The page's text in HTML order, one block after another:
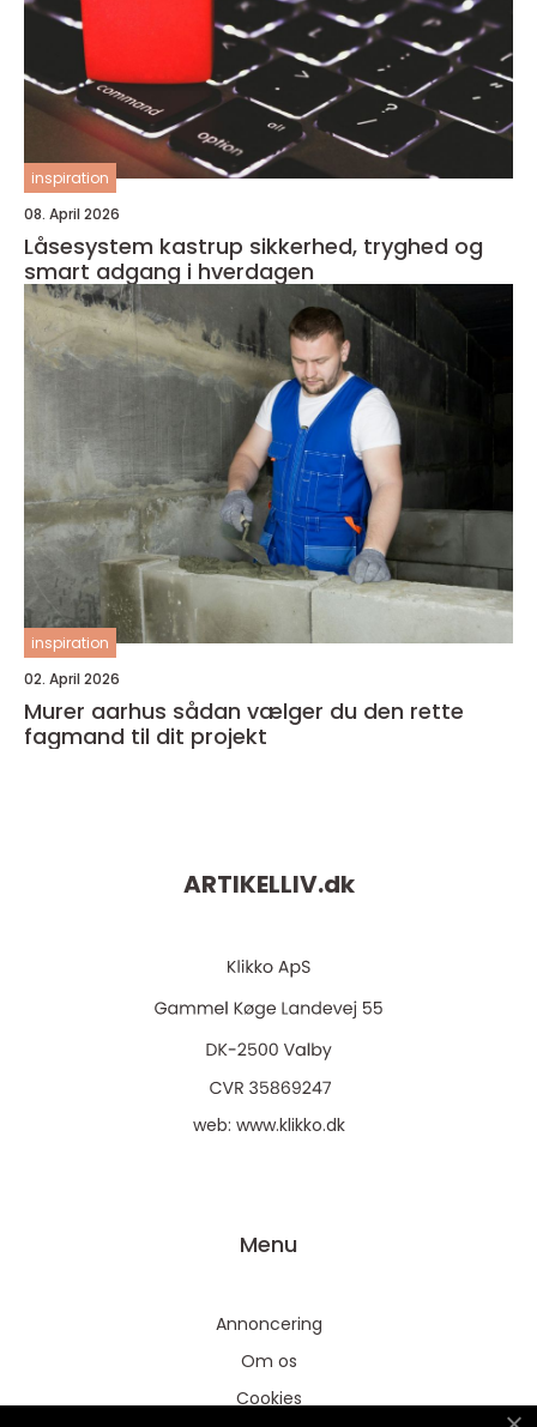
inspiration
08. April 2026
Låsesystem kastrup sikkerhed, tryghed og
smart adgang i hverdagen
inspiration
02. April 2026
Murer aarhus sådan vælger du den rette
fagmand til dit projekt
ARTIKELLIV.dk
web: www.klikko.dk
Menu
Annoncering
Om os
Cookies